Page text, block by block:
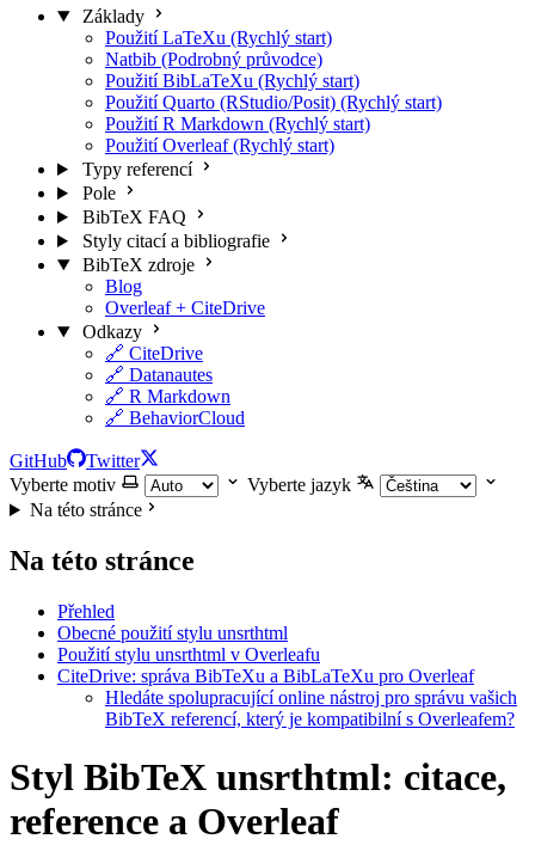
Základy
Použití LaTeXu (Rychlý start)
Natbib (Podrobný průvodce)
Použití BibLaTeXu (Rychlý start)
Použití Quarto (RStudio/Posit) (Rychlý start)
Použití R Markdown (Rychlý start)
Použití Overleaf (Rychlý start)
Typy referencí
Pole
BibTeX FAQ
Styly citací a bibliografie
BibTeX zdroje
Blog
Overleaf + CiteDrive
Odkazy
🔗 CiteDrive
🔗 Datanautes
🔗 R Markdown
🔗 BehaviorCloud
GitHub
Twitter
Vyberte motiv
Vyberte jazyk
Na této stránce
Na této stránce
Přehled
Obecné použití stylu unsrthtml
Použití stylu unsrthtml v Overleafu
CiteDrive: správa BibTeXu a BibLaTeXu pro Overleaf
Hledáte spolupracující online nástroj pro správu vašich
BibTeX referencí, který je kompatibilní s Overleafem?
Styl BibTeX unsrthtml: citace,
reference a Overleaf